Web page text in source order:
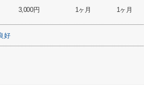
3,000円 1ヶ月 1ヶ月
好